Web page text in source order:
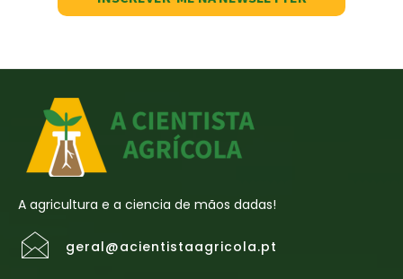
A agricultura e a ciencia de mãos dadas!
geral@acientistaagricola.pt